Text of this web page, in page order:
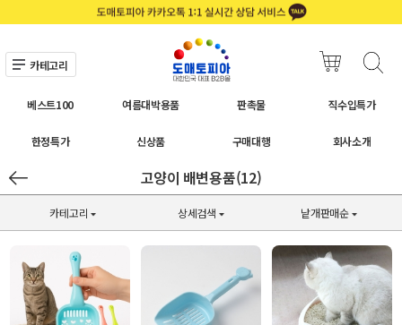
카테고리
베스트100 여름대박용품 판촉물 직수입특가
한정특가 신상품 구매대행 회사소개
고양이 배변용품(12)
카테고리 상세검색 낱개판매순